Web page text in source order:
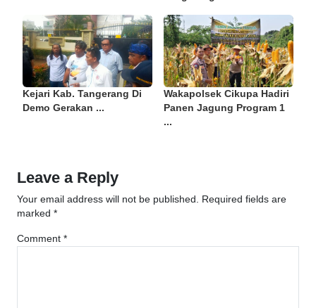
Kejari Kab. Tangerang Di
Demo Gerakan ...
Wakapolsek Cikupa Hadiri
Panen Jagung Program 1
...
Leave a Reply
Your email address will not be published. Required fields are
marked *
Comment *